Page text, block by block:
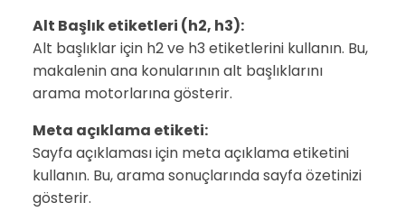
Alt Başlık etiketleri (h2, h3):
Alt başlıklar için h2 ve h3 etiketlerini kullanın. Bu,
makalenin ana konularının alt başlıklarını
arama motorlarına gösterir.
Meta açıklama etiketi:
Sayfa açıklaması için meta açıklama etiketini
kullanın. Bu, arama sonuçlarında sayfa özetinizi
gösterir.